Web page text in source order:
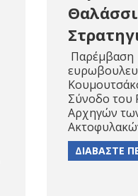
Παρέμβαση
Σύνοδο του
Αρχηγών
ΔΙΑΒΑΣΤΕ